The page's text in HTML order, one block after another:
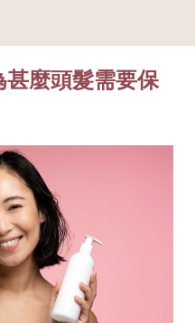
麼頭髮需要保